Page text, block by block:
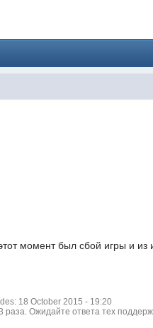
момент был сбой игры и из
18 October 2015 - 19:20
раза. Ожидайте ответа тех